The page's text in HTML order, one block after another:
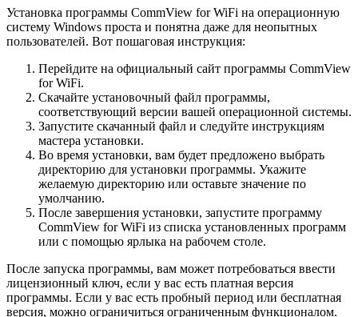
Установка программы CommView for WiFi на операционную
систему Windows проста и понятна даже для неопытных
пользователей. Вот пошаговая инструкция:
Перейдите на официальный сайт программы CommView
for WiFi.
Скачайте установочный файл программы,
соответствующий версии вашей операционной системы.
Запустите скачанный файл и следуйте инструкциям
мастера установки.
Во время установки, вам будет предложено выбрать
директорию для установки программы. Укажите
желаемую директорию или оставьте значение по
умолчанию.
После завершения установки, запустите программу
CommView for WiFi из списка установленных программ
или с помощью ярлыка на рабочем столе.
После запуска программы, вам может потребоваться ввести
лицензионный ключ, если у вас есть платная версия
программы. Если у вас есть пробный период или бесплатная
версия, можно ограничиться ограниченным функционалом.